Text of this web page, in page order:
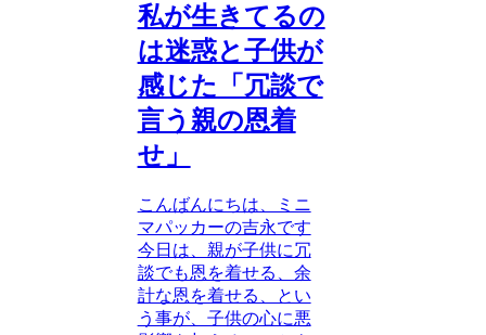
私が生きてるの
は迷惑と子供が
感じた「冗談で
言う親の恩着
せ」
こんばんにちは、ミニ
マパッカーの吉永です
今日は、親が子供に冗
談でも恩を着せる、余
計な恩を着せる、とい
う事が、子供の心に悪